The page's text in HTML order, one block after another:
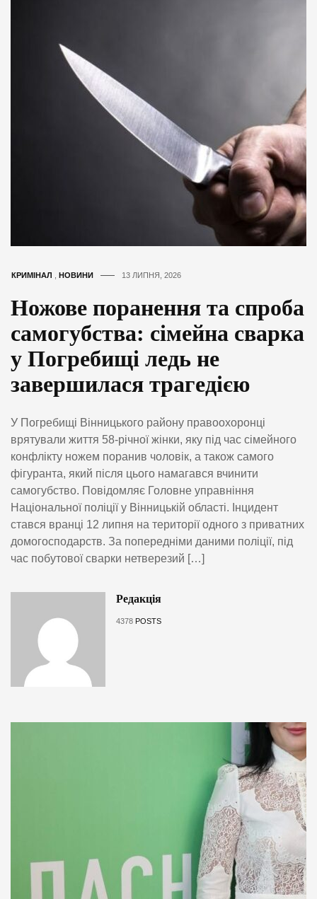
КРИМІНАЛ , НОВИНИ 13 ЛИПНЯ, 2026
Ножове поранення та спроба
самогубства: сімейна сварка
у Погребищі ледь не
завершилася трагедією
У Погребищі Вінницького району правоохоронці
врятували життя 58-річної жінки, яку під час сімейного
конфлікту ножем поранив чоловік, а також самого
фігуранта, який після цього намагався вчинити
самогубство. Повідомляє Головне управніння
Національної поліції у Вінницькій області. Інцидент
стався вранці 12 липня на території одного з приватних
домогосподарств. За попередніми даними поліції, під
час побутової сварки нетверезий […]
Редакція
4378 POSTS